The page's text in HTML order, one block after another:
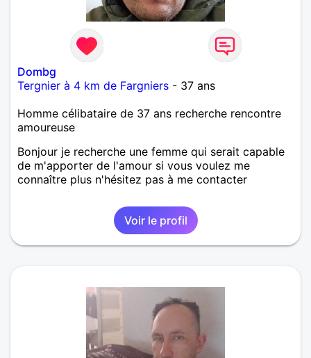
Dombg
Tergnier à 4 km de Fargniers - 37 ans
Homme célibataire de 37 ans recherche rencontre
amoureuse
Bonjour je recherche une femme qui serait capable
de m'apporter de l'amour si vous voulez me
connaître plus n'hésitez pas à me contacter
Voir le profil